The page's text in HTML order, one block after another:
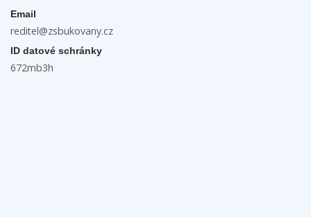
Email
reditel@zsbukovany.cz
ID datové schránky
672mb3h